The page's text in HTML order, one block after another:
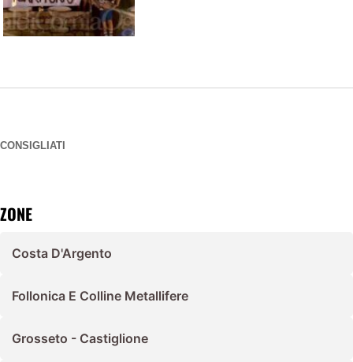
CONSIGLIATI
ZONE
Costa D'Argento
Follonica E Colline Metallifere
Grosseto - Castiglione